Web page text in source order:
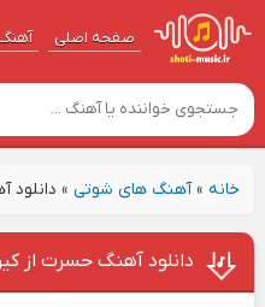
صفحه اصلی
خانه»آهنگ های شوتی» دانلود
دانلود آهنگ حسرت از